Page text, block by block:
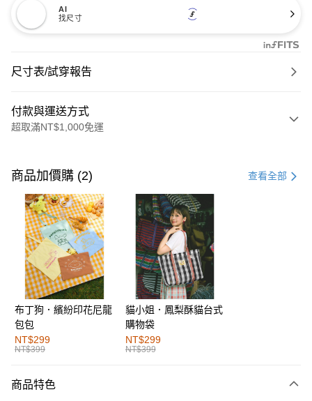
AI
找尺寸
尺寸表/試穿報告
付款與運送方式
超取滿NT$1,000免運
信用卡一次付款
購物金
超商取貨付款
LINE Pay
街口支付
運送方式
全家取貨付款
每筆NT$60，滿NT$1,000(含以上)免運費
付款後全家取貨
商品加價購 (2) 查看全部
布丁狗．繽紛印花尼龍
包包
NT$299
NT$399
貓小姐．鳳梨酥貓台式
購物袋
NT$299
NT$399
商品特色